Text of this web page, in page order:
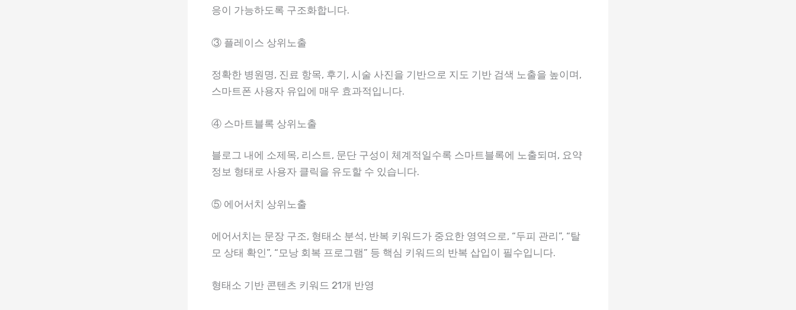
응이 가능하도록 구조화합니다.
③ 플레이스 상위노출
정확한 병원명, 진료 항목, 후기, 시술 사진을 기반으로 지도 기반 검색 노출을 높이며,
스마트폰 사용자 유입에 매우 효과적입니다.
④ 스마트블록 상위노출
블로그 내에 소제목, 리스트, 문단 구성이 체계적일수록 스마트블록에 노출되며, 요약
정보 형태로 사용자 클릭을 유도할 수 있습니다.
⑤ 에어서치 상위노출
에어서치는 문장 구조, 형태소 분석, 반복 키워드가 중요한 영역으로, “두피 관리”, “탈
모 상태 확인”, “모낭 회복 프로그램” 등 핵심 키워드의 반복 삽입이 필수입니다.
형태소 기반 콘텐츠 키워드 21개 반영